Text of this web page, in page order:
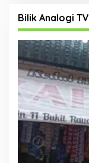
Bilik Analogi TV